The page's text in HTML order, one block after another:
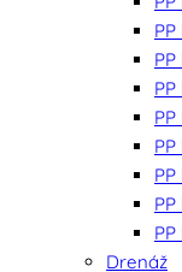
Drenáž